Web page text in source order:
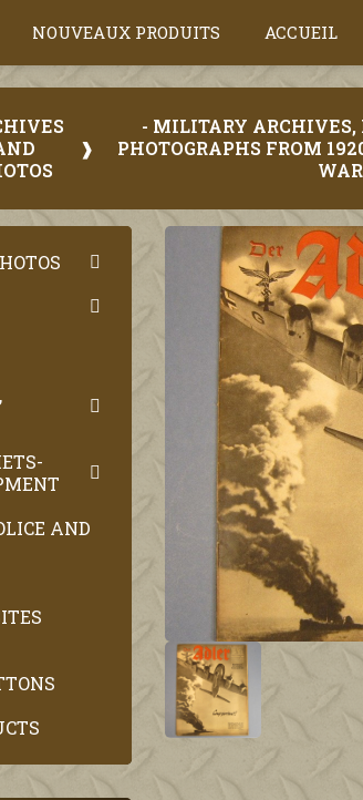
NOUVEAUX PRODUITS ACCUEIL
- MILITARY ARCHIVES,
PHOTOGRAPHS FROM
WAR
AND